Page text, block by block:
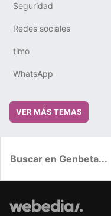
Seguridad
Redes sociales
timo
WhatsApp
VER MÁS TEMAS